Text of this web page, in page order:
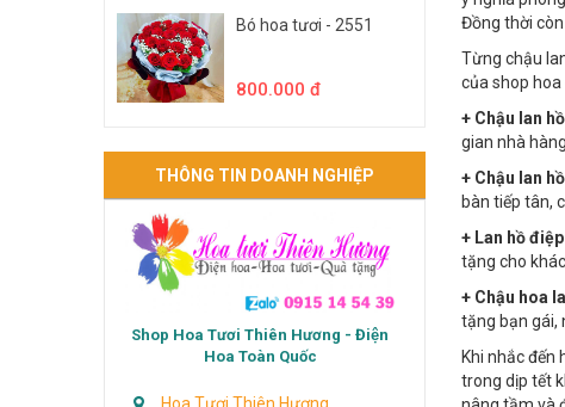
600.000 đ
THÔNG TIN DOANH NGHIỆP
Hoa Toàn Quốc
Hoa lan hồ
ý nghĩa
Đồng thời
Từng chậu
của shop hoa
+ Chậu lan
gian nhà
+ Chậu lan
bàn tiếp tân,
+ Lan hồ điệp
tặng cho
+ Chậu hoa
tặng bạn gái,
Khi nhắc